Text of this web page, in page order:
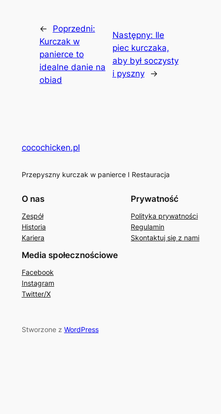
←
Poprzedni:
Kurczak w
panierce to
idealne danie na
obiad
Następny: Ile
piec kurczaka,
aby był soczysty
i pyszny
→
cocochicken.pl
Przepyszny kurczak w panierce I Restauracja
O nas
Zespół
Historia
Kariera
Prywatność
Polityka prywatności
Regulamin
Skontaktuj się z nami
Media społecznościowe
Facebook
Instagram
Twitter/X
Stworzone z WordPress